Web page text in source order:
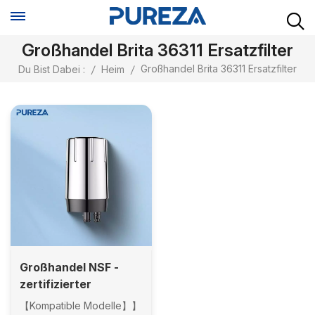
Großhandel Brita 36311 Ersatzfilter
Du Bist Dabei : / Heim / Großhandel Brita 36311 Ersatzfilter
Großhandel NSF -
zertifizierter
Wasserhahn -
【Kompatible Modelle】】